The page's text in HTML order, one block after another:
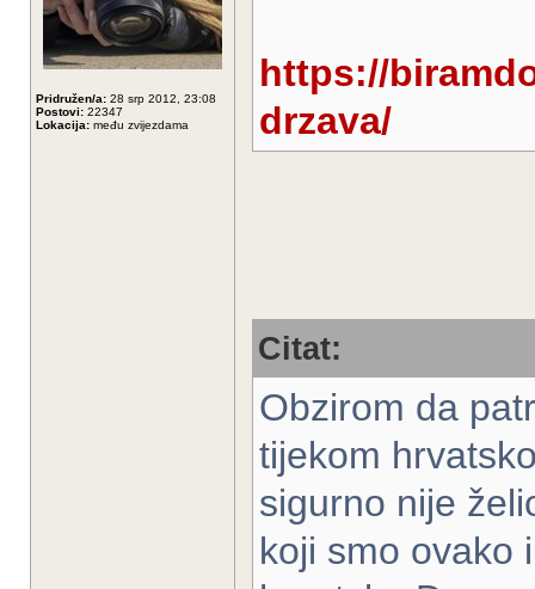
Pridružen/a: 28 srp 2012, 23:08
Postovi: 22347
Lokacija: među zvijezdama
https://
drzava/
Citat:
Obzirom da
tijekom
sigurno nije
koji smo ovako